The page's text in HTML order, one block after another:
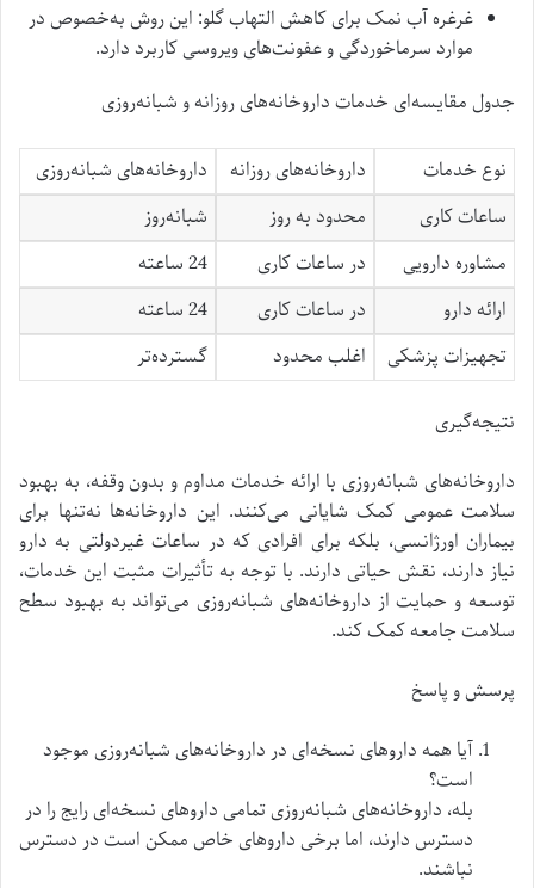
غرغره آب نمک برای کاهش التهاب گلو: این روش به‌خصوص در
موارد سرماخوردگی و عفونت‌های ویروسی کاربرد دارد​.
جدول مقایسه‌ای خدمات داروخانه‌های روزانه و شبانه‌روزی
نوع خدمات داروخانه‌های روزانه
داروخانه‌های شبانه‌روزی
ساعات کاری
محدود به روز
شبانه‌روز
مشاوره دارویی
در ساعات کاری
24 ساعته
ارائه دارو
در ساعات کاری
24 ساعته
تجهیزات پزشکی
اغلب محدود گسترده‌تر
نتیجه‌گیری
داروخانه‌های شبانه‌روزی با ارائه خدمات مداوم و بدون وقفه، به بهبود
سلامت عمومی کمک شایانی می‌کنند. این داروخانه‌ها نه‌تنها برای
بیماران اورژانسی، بلکه برای افرادی که در ساعات غیردولتی به دارو
نیاز دارند، نقش حیاتی دارند. با توجه به تأثیرات مثبت این خدمات،
توسعه و حمایت از داروخانه‌های شبانه‌روزی می‌تواند به بهبود سطح
سلامت جامعه کمک کند.
پرسش و پاسخ
آیا همه داروهای نسخه‌ای در داروخانه‌های شبانه‌روزی موجود
است؟
بله، داروخانه‌های شبانه‌روزی تمامی داروهای نسخه‌ای رایج را در
دسترس دارند، اما برخی داروهای خاص ممکن است در دسترس
نباشند.